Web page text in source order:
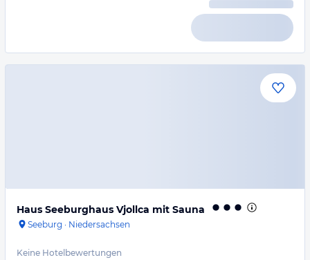
Haus Seeburghaus Vjollca mit Sauna
Seeburg · Niedersachsen
Keine Hotelbewertungen